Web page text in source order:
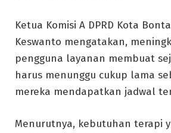
Ketua Komisi A DPRD Kota
Keswanto mengatakan,
pengguna layanan membuat
harus menunggu cukup lama
mereka mendapatkan jadwal
Menurutnya, kebutuhan terapi